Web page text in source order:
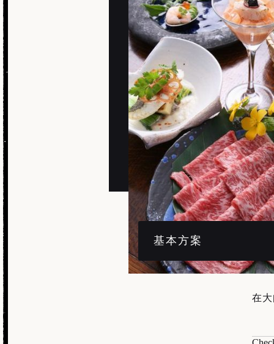
基本方案
在